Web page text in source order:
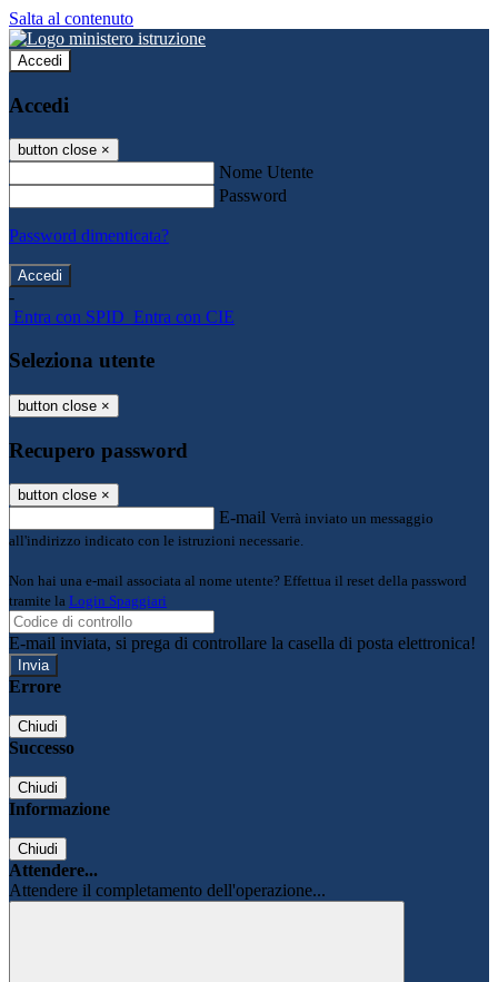
Salta al contenuto
Accedi
Accedi
button close ×
Nome Utente
Password
Password dimenticata?
-
Entra con SPID Entra con CIE
Seleziona utente
button close ×
Recupero password
button close ×
E-mail Verrà inviato un messaggio
all'indirizzo indicato con le istruzioni necessarie.
Non hai una e-mail associata al nome utente? Effettua il reset della password
tramite la Login Spaggiari
E-mail inviata, si prega di controllare la casella di posta elettronica!
Errore
Chiudi
Successo
Chiudi
Informazione
Chiudi
Attendere...
Attendere il completamento dell'operazione...